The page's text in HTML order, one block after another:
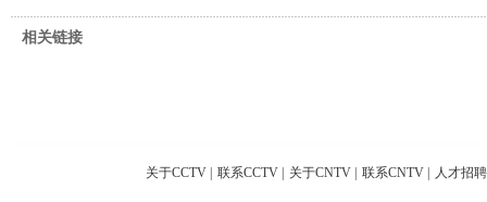
相关链接
关于CCTV 联系CCTV 关于CNTV 联系CNTV 人才招聘